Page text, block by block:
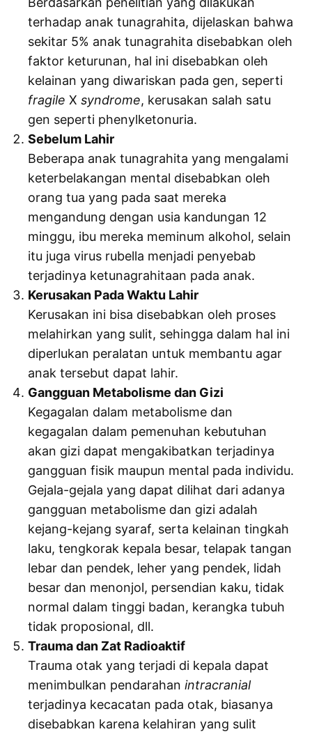
terhadap anak tunagrahita, dijelaskan bahwa
sekitar 5% anak tunagrahita disebabkan oleh
faktor keturunan, hal ini disebabkan oleh
kelainan yang diwariskan pada gen, seperti
fragile Xsyndrome, kerusakan salah satu
gen seperti phenylketonuria.
Sebelum Lahir
Beberapa anak tunagrahita yang mengalami
keterbelakangan mental disebabkan oleh
orang tua yang pada saat mereka
mengandung dengan usia kandungan 12
minggu, ibu mereka meminum alkohol, selain
itu juga virus rubella menjadi penyebab
terjadinya ketunagrahitaan pada anak.
Kerusakan Pada Waktu Lahir
Kerusakan ini bisa disebabkan oleh proses
melahirkan yang sulit, sehingga dalam hal ini
diperlukan peralatan untuk membantu agar
anak tersebut dapat lahir.
Gangguan Metabolisme dan Gizi
Kegagalan dalam metabolisme dan
kegagalan dalam pemenuhan kebutuhan
akan gizi dapat mengakibatkan terjadinya
gangguan fisik maupun mental pada individu.
Gejala-gejala yang dapat dilihat dari adanya
gangguan metabolisme dan gizi adalah
kejang-kejang syaraf, serta kelainan tingkah
laku, tengkorak kepala besar, telapak tangan
lebar dan pendek, leher yang pendek, lidah
besar dan menonjol, persendian kaku, tidak
normal dalam tinggi badan, kerangka tubuh
tidak proposional, dll.
Trauma dan Zat Radioaktif
Trauma otak yang terjadi di kepala dapat
menimbulkan pendarahanintracranial
terjadinya kecacatan pada otak, biasanya
disebabkan karena kelahiran yang sulit